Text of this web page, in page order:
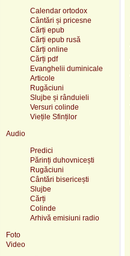
Calendar ortodox
Cântări și pricesne
Cărți epub
Cărți epub rusă
Cărți online
Cărți pdf
Evanghelii duminicale
Articole
Rugăciuni
Slujbe și rânduieli
Versuri colinde
Viețile Sfinților
Audio
Predici
Părinți duhovnicești
Rugăciuni
Cântări bisericești
Slujbe
Cărți
Colinde
Arhivă emisiuni radio
Foto
Video